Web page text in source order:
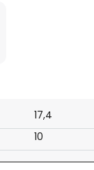
17,4
10